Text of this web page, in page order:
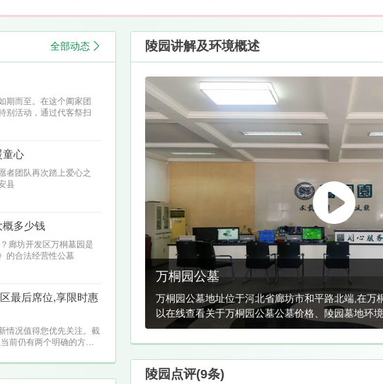
全部动态
期而至。在这个阖家团
别活动，通过代客祭扫
童心
者团队再次踏上爱心之
县
概多少钱
廊坊开发区万桐墓园是
的合法经营性公墓
最后席位,享限时惠
情况值得您优先关注。截
前仍有两个明确的方向
陵园讲解及环境概述
万桐园公墓
万桐园公墓地址位于河北省廊坊市和平路北端,在万
以在线查看关于万桐园公墓公墓价格、陵园墓地环
万桐园公墓怎么样、电话是多少;并且会实时更新万
型价格、安葬的名人及陵园动态信息.
陵园点评(9条)